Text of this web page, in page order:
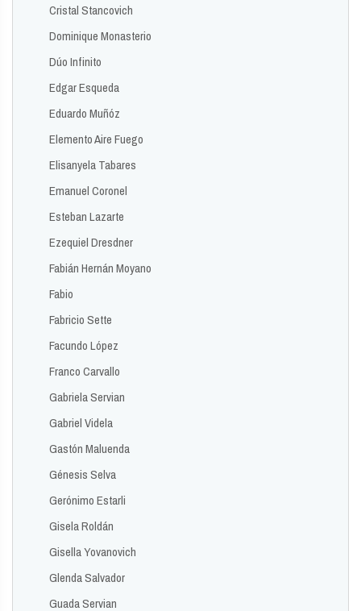
Cristal Stancovich
Dominique Monasterio
Dúo Infinito
Edgar Esqueda
Eduardo Muñóz
Elemento Aire Fuego
Elisanyela Tabares
Emanuel Coronel
Esteban Lazarte
Ezequiel Dresdner
Fabián Hernán Moyano
Fabio
Fabricio Sette
Facundo López
Franco Carvallo
Gabriela Servian
Gabriel Videla
Gastón Maluenda
Génesis Selva
Gerónimo Estarli
Gisela Roldán
Gisella Yovanovich
Glenda Salvador
Guada Servian